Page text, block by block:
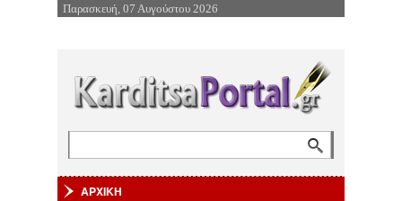
Επιστροφή στην Πλοήγηση
Παρασκευή, 07 Αυγούστου 2026
ΑΡΧΙΚΗ